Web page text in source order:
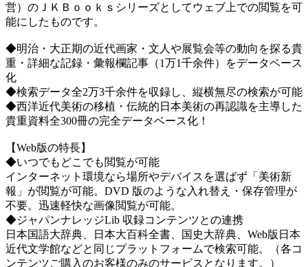
営）のＪＫＢｏｏｋｓシリーズとしてウェブ上での閲覧を可
能にしたものです。
◆明治・大正期の近代画家・文人や展覧会等の動向を探る貴
重・詳細な記録・彙報欄記事（1万1千余件）をデータベース
化
◆検索データ全2万3千余件を収録し、縦横無尽の検索が可能
◆西洋近代美術の移植・伝統的日本美術の再認識を主導した
貴重資料全300冊の完全データベース化！
【Web版の特長】
◆いつでもどこでも閲覧が可能
インターネット環境なら場所やデバイスを選ばず「美術新
報」が閲覧が可能。DVD 版のような入れ替え・保存管理が
不要。迅速軽快な画像閲覧が可能。
◆ジャパンナレッジLib 収録コンテンツとの連携
日本国語大辞典、日本大百科全書、国史大辞典、Web版日本
近代文学館などと同じプラットフォームで検索可能。（各コ
ンテンツご購入のお客様のみのサービスとなります。）